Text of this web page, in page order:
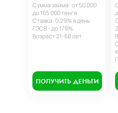
Сумма займа: от 50 000
до 165 000 тенге
Ставка: 0,29% в день
ГЭСВ - до 179%
Возраст 21-68 лет
ПОЛУЧИТЬ ДЕНЬГИ